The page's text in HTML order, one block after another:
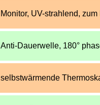
Monitor, UV-strahlend,
Anti-Dauerwelle, 180°
selbstwärmende